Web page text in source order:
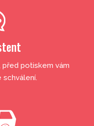
před potiskem vám
schválení.